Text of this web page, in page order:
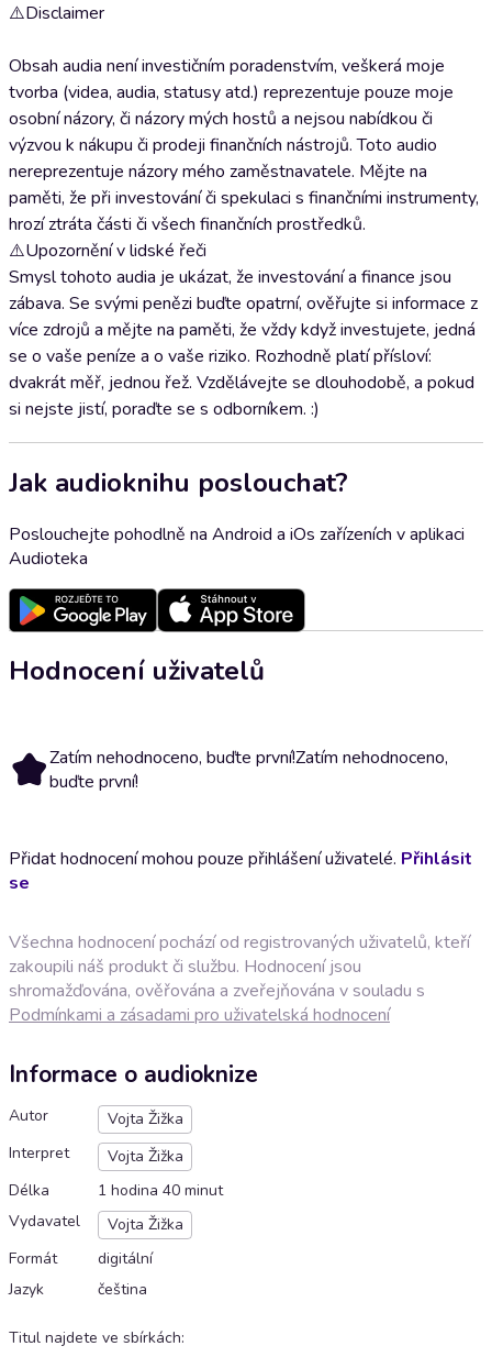
⚠️Disclaimer
Obsah audia není investičním poradenstvím, veškerá moje
tvorba (videa, audia, statusy atd.) reprezentuje pouze moje
osobní názory, či názory mých hostů a nejsou nabídkou či
výzvou k nákupu či prodeji finančních nástrojů. Toto audio
nereprezentuje názory mého zaměstnavatele. Mějte na
paměti, že při investování či spekulaci s finančními instrumenty,
hrozí ztráta části či všech finančních prostředků.
⚠️Upozornění v lidské řeči
Smysl tohoto audia je ukázat, že investování a finance jsou
zábava. Se svými penězi buďte opatrní, ověřujte si informace z
více zdrojů a mějte na paměti, že vždy když investujete, jedná
se o vaše peníze a o vaše riziko. Rozhodně platí přísloví:
dvakrát měř, jednou řež. Vzdělávejte se dlouhodobě, a pokud
si nejste jistí, poraďte se s odborníkem. :)
Jak audioknihu poslouchat?
Poslouchejte pohodlně na Android a iOs zařízeních v aplikaci
Audioteka
Hodnocení uživatelů
Zatím nehodnoceno, buďte první!Zatím nehodnoceno,
buďte první!
Přidat hodnocení mohou pouze přihlášení uživatelé. Přihlásit
se
Všechna hodnocení pochází od registrovaných uživatelů, kteří
zakoupili náš produkt či službu. Hodnocení jsou
shromažďována, ověřována a zveřejňována v souladu s
Podmínkami a zásadami pro uživatelská hodnocení
Informace o audioknize
Autor
Vojta Žižka
Interpret
Vojta Žižka
Délka
1 hodina 40 minut
Vydavatel
Vojta Žižka
Formát
digitální
Jazyk
čeština
Titul najdete ve sbírkách: